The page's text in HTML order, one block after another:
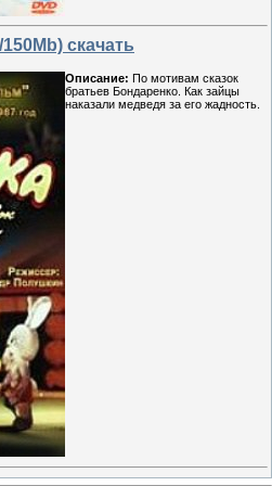
скачать
Описание: По мотивам сказок
братьев Бондаренко. Как зайцы
наказали медведя за его жадность.